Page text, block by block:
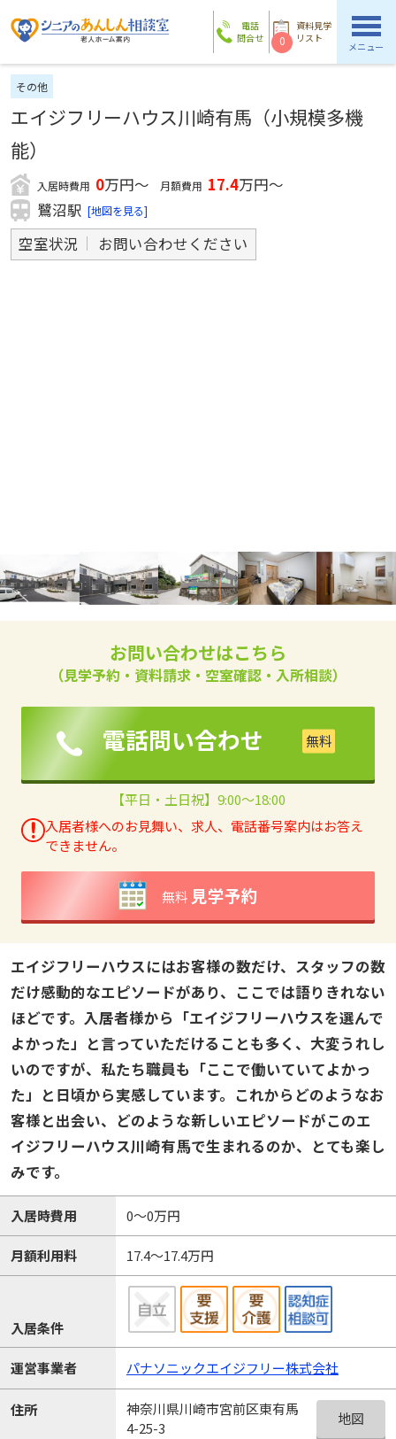
電話
問合せ
資料見学
リスト
0 メニュー
その他
エイジフリーハウス川崎有馬（小規模多機
能）
入居時費用 0万円～ 月額費用 17.4万円～
鷺沼駅 [地図を見る]
空室状況 お問い合わせください
お問い合わせはこちら
（見学予約・資料請求・空室確認・入所相談）
電話問い合わせ
【平日・土日祝】9:00～18:00
入居者様へのお見舞い、求人、電話番号案内はお答え
できません。
無料 見学予約
エイジフリーハウスにはお客様の数だけ、スタッフの数
だけ感動的なエピソードがあり、ここでは語りきれない
ほどです。入居者様から「エイジフリーハウスを選んで
よかった」と言っていただけることも多く、大変うれし
いのですが、私たち職員も「ここで働いていてよかっ
た」と日頃から実感しています。これからどのようなお
客様と出会い、どのような新しいエピソードがこのエ
イジフリーハウス川崎有馬で生まれるのか、とても楽し
みです。
入居時費用 0～0万円
月額利用料 17.4～17.4万円
入居条件
運営事業者 パナソニックエイジフリー株式会社
住所
神奈川県川崎市宮前区東有馬
4-25-3
地図